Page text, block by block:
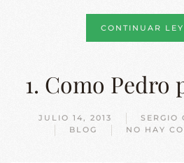
CONTINUAR
1. Como Pedro
JULIO 14, 2013
SERGIO
BLOG
NO HAY
EN